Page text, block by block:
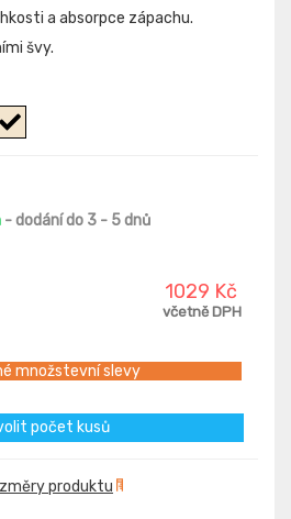
a absorpce zápachu.
švy.
- dodání do 3 - 5 dnů
1029 Kč
včetně DPH
množstevní slevy
počet kusů
produktu